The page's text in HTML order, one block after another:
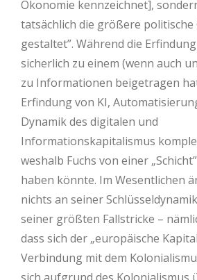
Ökonomie kennzeichnet],
tatsächlich die größere politische
gestaltet”. Während die
sicherlich zu einem (wenn auch
zu Informationen beigetragen
Erfindung von KI,
Dynamik des digitalen und
Informationskapitalismus
weshalb Fuchs von einer „Schicht”
haben könnte. Im Wesentlichen
nichts an seiner
seiner größten Fallstricke –
dass sich der „europäische
Verbindung mit dem